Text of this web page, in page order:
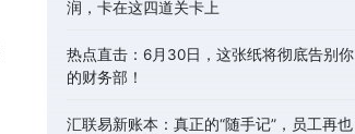
润，卡在这四道关卡上
热点直击：6月30日，这张纸将彻底告别你
的财务部！
汇联易新账本：真正的“随手记”，员工再也